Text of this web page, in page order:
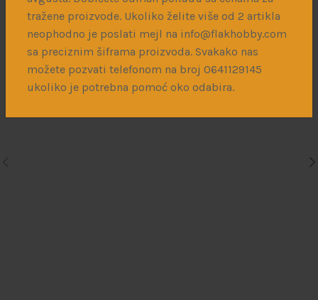
tražene proizvode. Ukoliko želite više od 2 artikla
neophodno je poslati mejl na info@flakhobby.com
sa preciznim šiframa proizvoda. Svakako nas
možete pozvati telefonom na broj 0641129145
ukoliko je potrebna pomoć oko odabira.
1/48 Dassault Mirage 2000 Pitot Tube
700рсд